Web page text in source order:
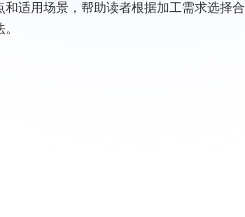
和适用场景，帮助读者根据加工需求选择合